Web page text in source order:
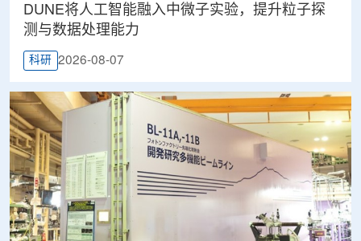
DUNE将人工智能融入中微子实验，提升粒子探
测与数据处理能力
科研 2026-08-07